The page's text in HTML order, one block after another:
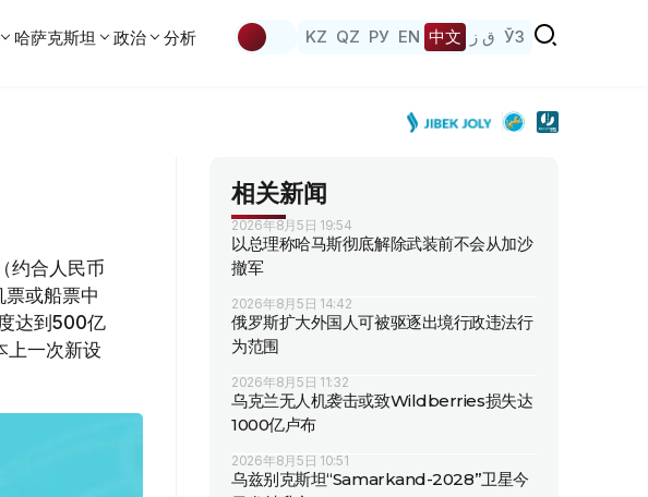
哈萨克斯坦 政治 分析 KZ QZ РУ EN 中文 ق ز ЎЗ
约合人民币
或船票中
达到500亿
上一次新设
相关新闻
2026年8月5日 19:54
以总理称哈马斯彻底解除武装前不会从加沙
撤军
2026年8月5日 14:42
俄罗斯扩大外国人可被驱逐出境行政违法行
为范围
2026年8月5日 11:32
乌克兰无人机袭击或致Wildberries损失达
1000亿卢布
2026年8月5日 10:51
乌兹别克斯坦“Samarkand-2028”卫星今